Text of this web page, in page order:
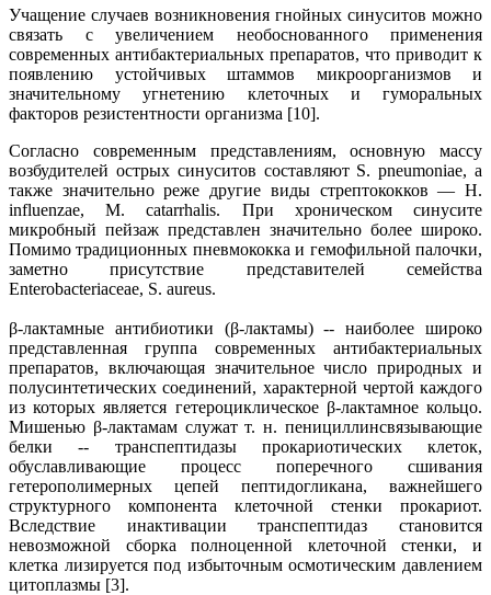
Учащение случаев возникновения гнойных синуситов можно
связать с увеличением необоснованного применения
современных антибактериальных препаратов, что приводит к
появлению устойчивых штаммов микроорганизмов и
значительному угнетению клеточных и гуморальных
факторов резистентности организма [10].
Согласно современным представлениям, основную массу
возбудителей острых синуситов составляют S. pneumoniae, а
также значительно реже другие виды стрептококков — H.
influenzae, M. catarrhalis. При хроническом синусите
микробный пейзаж представлен значительно более широко.
Помимо традиционных пневмококка и гемофильной палочки,
заметно присутствие представителей семейства
Enterobacteriaceae, S. aureus.
β-лактамные антибиотики (β-лактамы) -- наиболее широко
представленная группа современных антибактериальных
препаратов, включающая значительное число природных и
полусинтетических соединений, характерной чертой каждого
из которых является гетероциклическое β-лактамное кольцо.
Мишенью β-лактамам служат т. н. пенициллинсвязывающие
белки -- транспептидазы прокариотических клеток,
обуславливающие процесс поперечного сшивания
гетерополимерных цепей пептидогликана, важнейшего
структурного компонента клеточной стенки прокариот.
Вследствие инактивации транспептидаз становится
невозможной сборка полноценной клеточной стенки, и
клетка лизируется под избыточным осмотическим давлением
цитоплазмы [3].